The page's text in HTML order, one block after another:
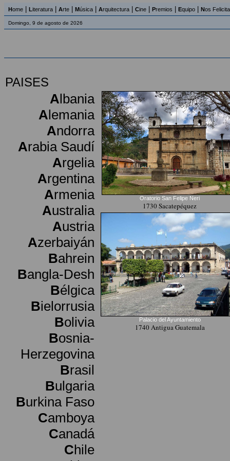
Home Literatura Arte Música Arquitectura Cine Premios Equipo Nos
Domingo, 9 de agosto de 2026
PAISES
Albania
Alemania
Andorra
Arabia Saudí
Argelia
Argentina
Armenia
Australia
Austria
Azerbaiyán
Bahrein
Bangla-Desh
Bélgica
Bielorrusia
Bolivia
Bosnia-
Herzegovina
Brasil
Bulgaria
Burkina Faso
Camboya
Canadá
Chile
Oratorio San Felipe Neri
1730 Sacatepéquez
Palacio del Ayuntamiento
1740 Antigua Guatemala